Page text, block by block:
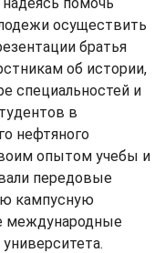
осуществить
братья
об истории,
специальностей и
в
нефтяного
опытом учебы и
передовые
кампусную
международные